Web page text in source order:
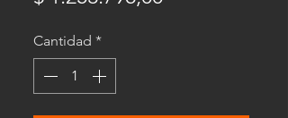
Cantidad *